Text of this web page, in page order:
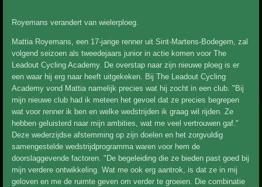
Royemans verandert van wielerploeg.
Mattia Royemans, een 17-jarige renner uit Sint-Martens-Bodegem, zal
volgend seizoen als tweedejaars junior in actie komen voor The
Leadout Cycling Academy. De overstap naar zijn nieuwe ploeg is er
een waar hij erg naar heeft uitgekeken. Bij The Leadout Cycling
Academy vond Mattia namelijk precies wat hij zocht in een club. "Bij
mijn nieuwe club had ik meteen het gevoel dat ze precies begrepen
wat voor renner ik ben en welke wedstrijden ik graag wil rijden. Ze
hebben geluisterd naar mijn ambities, wat me veel vertrouwen gaf."
Deze wederzijdse afstemming op zijn doelen en het zorgvuldig
samengestelde wedstrijdprogramma waren voor hem de
doorslaggevende factoren. "De begeleiding die ze bieden past goed bij
mijn verdere ontwikkeling. Wat me ook erg aantrok, is dat ze in mij
geloven en me de ruimte geven om verder te groeien. Die combinatie